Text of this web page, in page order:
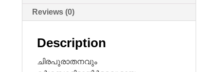
Reviews (0)
Description
ചിരപുരാതനവും